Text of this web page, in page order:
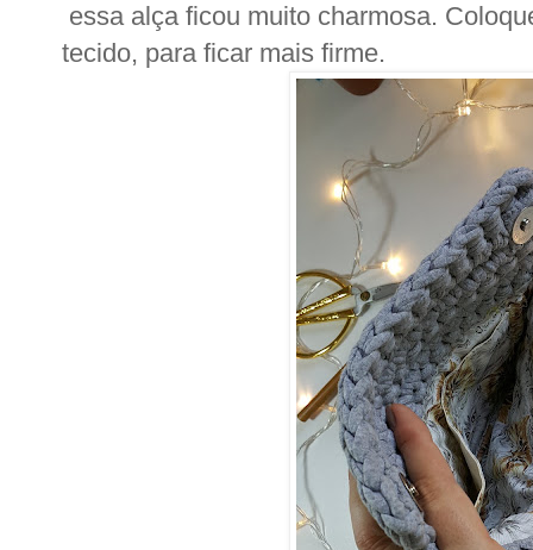
essa alça ficou muito charmosa.
tecido, para ficar mais firme.